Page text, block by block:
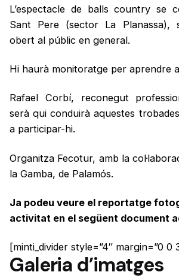
L’espectacle de balls country se
Sant Pere (sector La Planassa),
obert al públic en general.
Hi haurà monitoratge per aprendre
Rafael Corbí, reconegut
serà qui conduirà aquestes
a participar-hi.
Organitza Fecotur, amb la
la Gamba, de Palamós.
Ja podeu veure el reportatge
activitat en el següent document
[minti_divider style=”4″ margin=”0 0
Galeria d’imatges